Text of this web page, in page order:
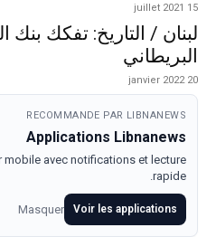
15 juillet 2021
لبنان / التاريخ: تفكك
البريطاني
20 janvier 2022
RECOMMANDE PAR LIBNANEWS
Applications Libnanews
mobile avec notifications et lecture
rapide.
Voir les applications
Masquer